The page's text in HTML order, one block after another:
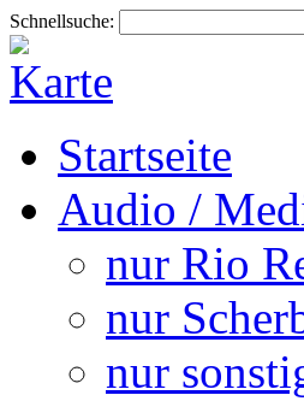
Schnellsuche:
Startseite
Audio /
nur Rio
nur
nur